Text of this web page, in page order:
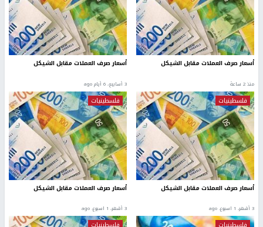
أسعار صرف العملات مقابل الشيكل
منذ 2 ساعة
أسعار صرف العملات مقابل الشيكل
3 أسابيع، 6 أيام ago
فلسطينيات
أسعار صرف العملات مقابل الشيكل
3 أشهر، 1 اسبوع. ago
فلسطينيات
أسعار صرف العملات مقابل الشيكل
3 أشهر، 1 اسبوع. ago